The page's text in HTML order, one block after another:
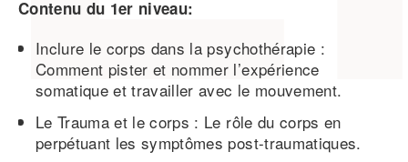
Contenu du 1er niveau:
Inclure le corps dans la psychothérapie :
Comment pister et nommer l’expérience
somatique et travailler avec le mouvement.
Le Trauma et le corps : Le rôle du corps en
perpétuant les symptômes post-traumatiques.